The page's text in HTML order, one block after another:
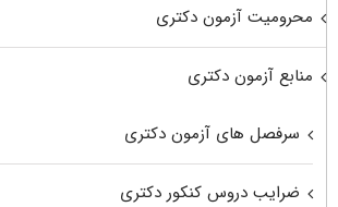
محرومیت آزمون دکتری
منابع آزمون دکتری
سرفصل های آزمون دکتری
ضرایب دروس کنکور دکتری